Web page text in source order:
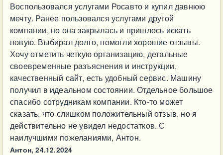
Воспользовался услугами Росавто и купил давнюю
мечту. Ранее пользовался услугами другой
компании, но она закрылась и пришлось искать
новую. Выбирал долго, помогли хорошие отзывы.
Хочу отметить четкую организацию, детальные
своевременные разъяснения и инструкции,
качественный сайт, есть удобный сервис. Машину
получил в идеальном состоянии. Отдельное большое
спасибо сотрудникам компании. Кто-то может
сказать, что слишком положительный отзыв, но я
действительно не увидел недостатков. С
наилучшими пожеланиями, Антон.
Антон, 24.12.2024